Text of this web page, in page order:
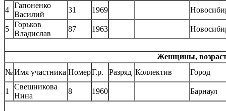
4
Гапоненко
Василий
31 1969
5
Горьков
Владислав
87 1963
Женщины,
№Имя участника НомерГ.р. Разряд Коллектив Город
1
Свешникова
Нина
8 1960 Барнаул